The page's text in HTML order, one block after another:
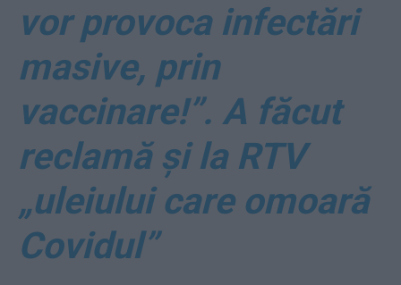
vor provoca infectări
masive, prin
vaccinare!”. A făcut
reclamă și la RTV
„uleiului care omoară
Covidul”